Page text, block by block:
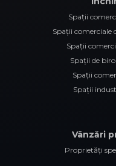
Spații
Spații comerciale
Spații
Spații de
Spații
Spații
Vânzări
Proprietăți